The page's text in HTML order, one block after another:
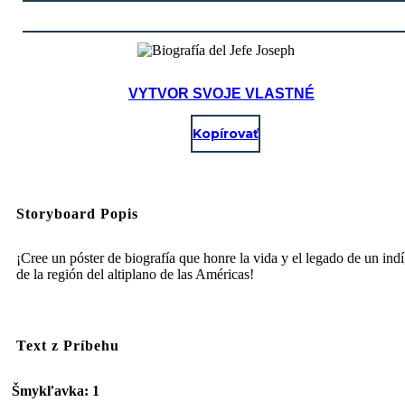
VYTVOR SVOJE VLASTNÉ
Kopírovať
Storyboard Popis
¡Cree un póster de biografía que honre la vida y el legado de un
de la región del altiplano de las Américas!
Text z Príbehu
Šmykľavka: 1